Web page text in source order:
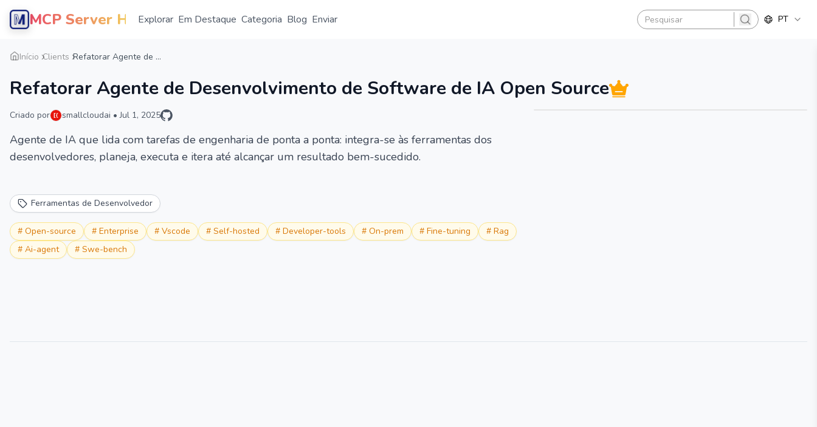
MCP Server HubExplorar Em Destaque Categoria Blog Enviar
search
PT
Início Clients Refatorar Agente de ...
Refatorar Agente de Desenvolvimento de Software de IA Open Source
Criado por smallcloudai • Jul 1, 2025
Agente de IA que lida com tarefas de engenharia de ponta a ponta: integra-se às ferramentas dos
desenvolvedores, planeja, executa e itera até alcançar um resultado bem-sucedido.
Ferramentas de Desenvolvedor
# Open-source # Enterprise # Vscode # Self-hosted # Developer-tools # On-prem # Fine-tuning # Rag
# Ai-agent # Swe-bench